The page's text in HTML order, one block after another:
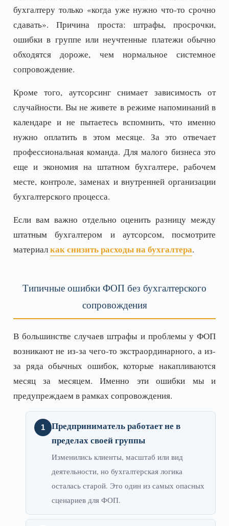
бухгалтеру только «когда уже нужно что-то срочно
сдавать». Причина проста: штрафы, просрочки,
ошибки в группе или неучтенные платежи обычно
обходятся дороже, чем нормальное системное
сопровождение.
Кроме того, аутсорсинг снимает зависимость от
случайности. Вы не живете в режиме напоминаний в
календаре и не пытаетесь вспомнить, что именно
нужно оплатить в этом месяце. За это отвечает
профессиональная команда. Для малого бизнеса это
еще и экономия на штатном бухгалтере, рабочем
месте, контроле, заменах и внутренней организации
бухгалтерского процесса.
Если вам важно отдельно оценить разницу между
штатным бухгалтером и аутсорсом, посмотрите
материалкак снизить расходы на бухгалтера.
Типичные ошибки ФОП без бухгалтерского
сопровождения
В большинстве случаев штрафы и проблемы у ФОП
возникают не из-за чего-то экстраординарного, а из-
за ряда обычных ошибок, которые накапливаются
месяц за месяцем. Именно эти ошибки мы и
предупреждаем в рамках сопровождения.
Предприниматель работает не в
пределах своей группы
Изменились клиенты, масштаб или вид
деятельности, но бухгалтерская логика
осталась старой. Это один из самых опасных
сценариев для ФОП.